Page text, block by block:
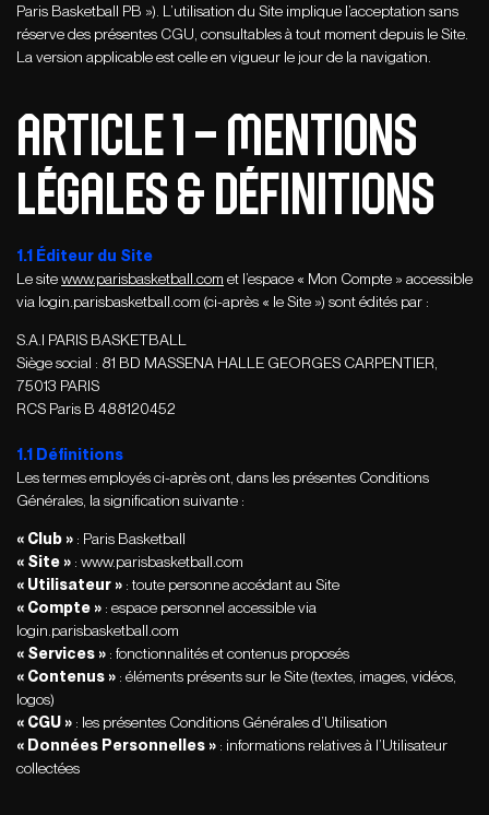
Paris Basketball PB »). L’utilisation du Site implique l’acceptation sans
réserve des présentes CGU, consultables à tout moment depuis le Site.
La version applicable est celle en vigueur le jour de la navigation.
ARTICLE 1 – MENTIONS
LÉGALES & DÉFINITIONS
1.1 Éditeur du Site
Le sitewww.parisbasketball.com et l’espace « Mon Compte » accessible
via login.parisbasketball.com (ci-après « le Site ») sont édités par :
S.A.I PARIS BASKETBALL
Siège social : 81 BD MASSENA HALLE GEORGES CARPENTIER,
75013 PARIS
RCS Paris B 488120452
1.1 Définitions
Les termes employés ci-après ont, dans les présentes Conditions
Générales, la signification suivante :
« Club » : Paris Basketball
« Site » : www.parisbasketball.com
« Utilisateur » : toute personne accédant au Site
« Compte » : espace personnel accessible via
login.parisbasketball.com
« Services » : fonctionnalités et contenus proposés
« Contenus » : éléments présents sur le Site (textes, images, vidéos,
logos)
« CGU » : les présentes Conditions Générales d’Utilisation
« Données Personnelles » : informations relatives à l’Utilisateur
collectées